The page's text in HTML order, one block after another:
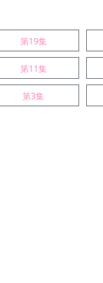
第19集
第11集
第3集